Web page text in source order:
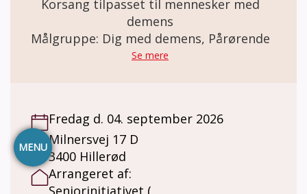
MENU
Korsang tilpasset til mennesker med
demens
Målgruppe: Dig med demens, Pårørende
Se mere
Fredag d. 04. september 2026
Milnersvej 17 D
3400 Hillerød
Arrangeret af:
Seniorinitiativet (